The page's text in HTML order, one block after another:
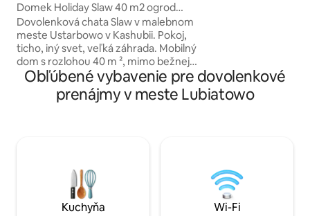
o
Domek Holiday Slaw 40 m2 ogrod
parking zielen cisza
Dovolenková chata Slaw v malebnom
meste Ustarbowo v Kashubii. Pokoj,
ticho, iný svet, veľká záhrada. Mobilný
dom s rozlohou 40 m ², mimo bežnej
cesty,trezor, záhrada, freeWIFI,
parkovanie, gril. #Kaszuby #Tricity 20
kmGdynia, 30 km od letiska Lech Walesa
Atraktívny # WEJHEROWO ,at Pełcznica.
Tešíme sa na vašu návštevu VEČIERKY
LEN NA ZÁKLADE SÚHLASU VLASTNÍKA
USA zverejnili
Obľúbené vybavenie pre dovolenkové
prenájmy v meste Lubiatowo
Kuchyňa Wi-Fi